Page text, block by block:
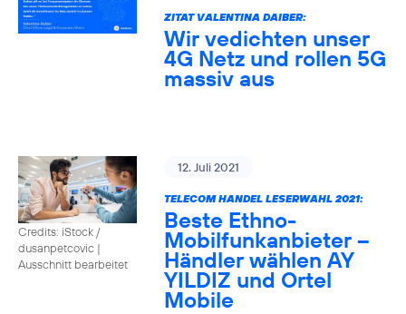
ZITAT VALENTINA DAIBER:
Wir vedichten unser
4G Netz und rollen 5G
massiv aus
Credits: iStock /
dusanpetcovic |
Ausschnitt bearbeitet
12. Juli 2021
TELECOM HANDEL LESERWAHL 2021:
Beste Ethno-
Mobilfunkanbieter –
Händler wählen AY
YILDIZ und Ortel
Mobile